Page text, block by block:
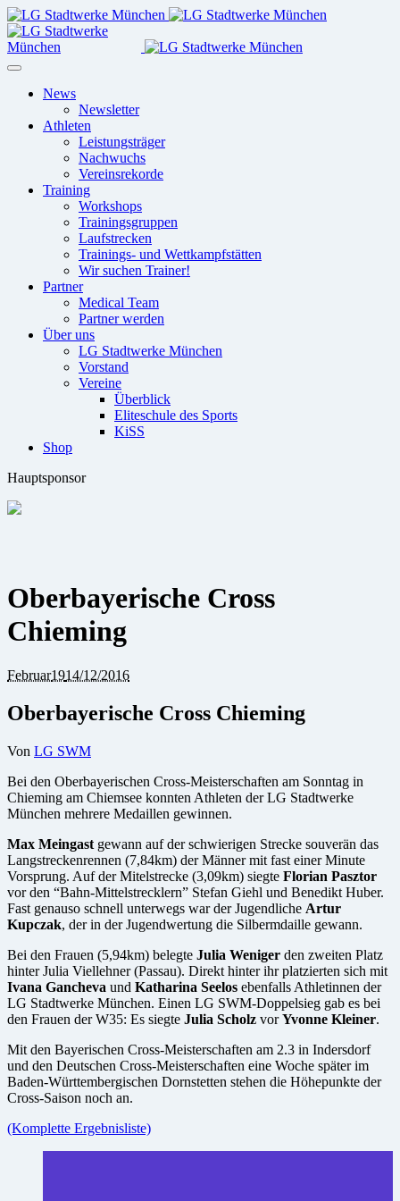
News
Newsletter
Athleten
Leistungsträger
Nachwuchs
Vereinsrekorde
Training
Workshops
Trainingsgruppen
Laufstrecken
Trainings- und Wettkampfstätten
Wir suchen Trainer!
Partner
Medical Team
Partner werden
Über uns
LG Stadtwerke München
Vorstand
Vereine
Überblick
Eliteschule des Sports
KiSS
Shop
Hauptsponsor
Oberbayerische Cross
Chieming
Februar1914/12/2016
Oberbayerische Cross Chieming
Von LG SWM
Bei den Oberbayerischen Cross-Meisterschaften am Sonntag in
Chieming am Chiemsee konnten Athleten der LG Stadtwerke
München mehrere Medaillen gewinnen.
Max Meingast gewann auf der schwierigen Strecke souverän das
Langstreckenrennen (7,84km) der Männer mit fast einer Minute
Vorsprung. Auf der Mitelstrecke (3,09km) siegte Florian Pasztor
vor den “Bahn-Mittelstrecklern” Stefan Giehl und Benedikt Huber.
Fast genauso schnell unterwegs war der Jugendliche Artur
Kupczak, der in der Jugendwertung die Silbermdaille gewann.
Bei den Frauen (5,94km) belegte Julia Weniger den zweiten Platz
hinter Julia Viellehner (Passau). Direkt hinter ihr platzierten sich mit
Ivana Gancheva und Katharina Seelos ebenfalls Athletinnen der
LG Stadtwerke München. Einen LG SWM-Doppelsieg gab es bei
den Frauen der W35: Es siegte Julia Scholz vorYvonne Kleiner.
Mit den Bayerischen Cross-Meisterschaften am 2.3 in Indersdorf
und den Deutschen Cross-Meisterschaften eine Woche später im
Baden-Württembergischen Dornstetten stehen die Höhepunkte der
Cross-Saison noch an.
(Komplette Ergebnisliste)